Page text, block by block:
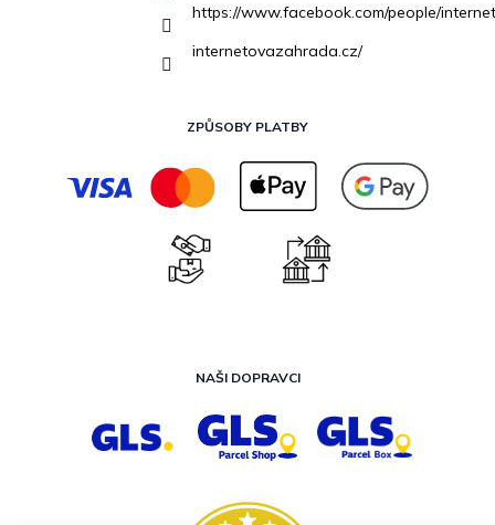
https://www.facebook.com/people/
internetovazahrada.cz/
ZPŮSOBY PLATBY
NAŠI DOPRAVCI